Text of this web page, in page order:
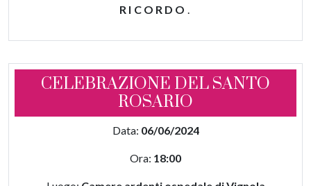
RICORDO .
CELEBRAZIONE DEL SANTO
ROSARIO
Data: 06/06/2024
Ora: 18:00